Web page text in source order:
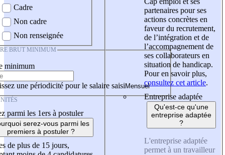
Cadre
Non cadre
Non renseignée
BRUT MINIMUM
minimum
une périodicité pour le salaire saisi
parmi les 1ers à postuler
serez-vous parmi les
premiers à postuler ?
de plus de 15 jours,
partenaires pour ses
actions concrètes en
faveur du recrutement,
de l’intégration et de
l’accompagnement de
ses collaborateurs en
situation de handicap.
Pour en savoir plus,
consultez cet article.
Entreprise adaptée
Qu'est-ce qu'une
entreprise adaptée
?
L'entreprise adaptée
permet à un travailleur